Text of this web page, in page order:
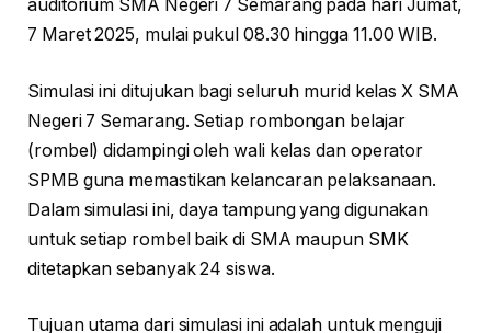
auditorium SMA Negeri 7 Semarang pada hari Jumat,
7 Maret 2025, mulai pukul 08.30 hingga 11.00 WIB.
Simulasi ini ditujukan bagi seluruh murid kelas X SMA
Negeri 7 Semarang. Setiap rombongan belajar
(rombel) didampingi oleh wali kelas dan operator
SPMB guna memastikan kelancaran pelaksanaan.
Dalam simulasi ini, daya tampung yang digunakan
untuk setiap rombel baik di SMA maupun SMK
ditetapkan sebanyak 24 siswa.
Tujuan utama dari simulasi ini adalah untuk menguji